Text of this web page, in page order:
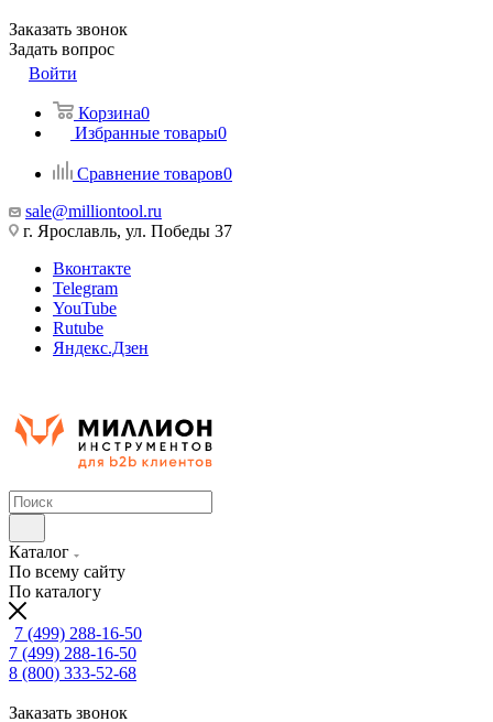
Заказать звонок
Задать вопрос
Войти
Корзина0
Избранные товары0
Сравнение товаров0
sale@milliontool.ru
г. Ярославль, ул. Победы 37
Вконтакте
Telegram
YouTube
Rutube
Яндекс.Дзен
Каталог
По всему сайту
По каталогу
7 (499) 288-16-50
7 (499) 288-16-50
8 (800) 333-52-68
Заказать звонок